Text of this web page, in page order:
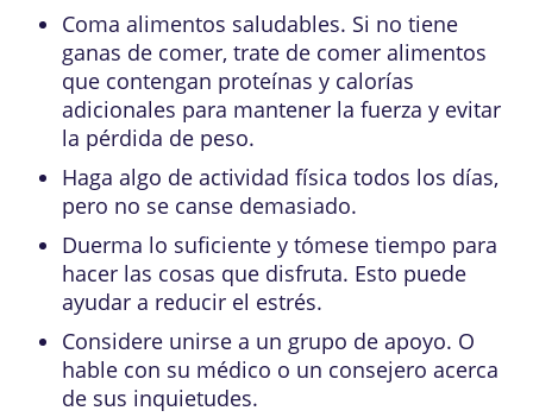
Coma alimentos saludables. Si no tiene
ganas de comer, trate de comer alimentos
que contengan proteínas y calorías
adicionales para mantener la fuerza y evitar
la pérdida de peso.
Haga algo de actividad física todos los días,
pero no se canse demasiado.
Duerma lo suficiente y tómese tiempo para
hacer las cosas que disfruta. Esto puede
ayudar a reducir el estrés.
Considere unirse a un grupo de apoyo. O
hable con su médico o un consejero acerca
de sus inquietudes.